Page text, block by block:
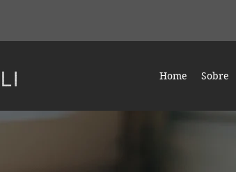
Home Sobre